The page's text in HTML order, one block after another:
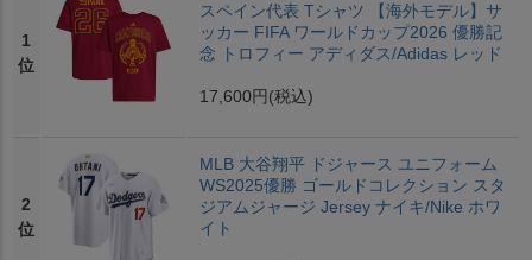
1
位
スペイン代表 Tシャツ 【海外モデル】サ
ッカー FIFA ワールドカップ2026 優勝記
念 トロフィー アディダス/Adidas レッド
17,600円 (税込)
2
位
MLB 大谷翔平 ドジャース ユニフォーム
WS2025優勝 ゴールドコレクション スタ
ジアムジャージ Jersey ナイキ/Nike ホワ
イト